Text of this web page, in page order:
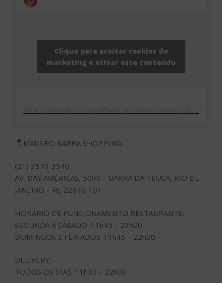
Clique para aceitar cookies de
marketing e ativar este conteúdo
MADERO BARRA SHOPPING:
(21) 3570-3540
AV. DAS AMÉRICAS, 5000 – BARRA DA TIJUCA, RIO DE
JANEIRO – RJ, 22640-101
HORÁRIO DE FUNCIONAMENTO RESTAURANTE:
SEGUNDA A SÁBADO: 11h45 – 23h00
DOMINGOS E FERIADOS: 11h45 – 22h00
DELIVERY:
TODOS OS DIAS: 11h30 – 22h00